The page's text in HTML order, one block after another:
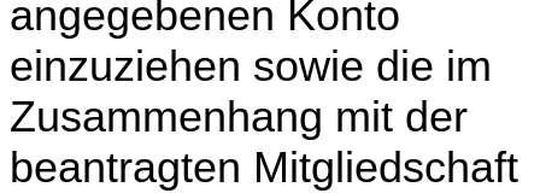
angegebenen Konto
einzuziehen sowie die im
Zusammenhang mit der
beantragten Mitgliedschaft